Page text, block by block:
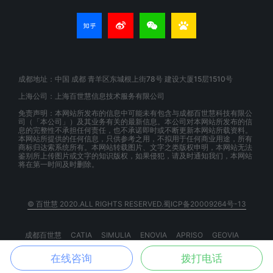
成都地址：中国 成都 青羊区东城根上街78号 建设大厦15层1510号
上海公司：上海百世慧信息技术服务有限公司
免责声明：本网站所发布的信息中可能未有包含与成都百世慧科技有限公
司（「本公司」）及其业务有关的最新信息。本公司对本网站所发布的信
息的完整性不承担任何责任，也不承诺即时或不断更新本网站所载资料。
本网站所提供的任何信息，只供参考之用，不拟用于任何商业用途，所有
商标归达索系统所有。本网站转载图片、文字之类版权申明，本网站无法
鉴别所上传图片或文字的知识版权，如果侵犯，请及时通知我们，本网站
将在第一时间及时删除。
© 百世慧 2020.ALL RIGHTS RESERVED.蜀ICP备20009264号-13
成都百世慧 CATIA SIMULIA ENOVIA APRISO
GEOVIA
3DSPACEX
在线咨询 拨打电话